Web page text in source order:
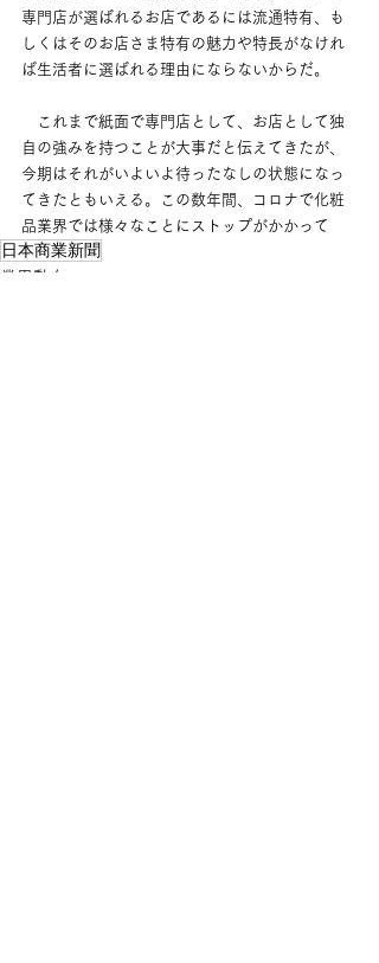
専門店が選ばれるお店であるには流通特有、も
しくはそのお店さま特有の魅力や特長がなけれ
ば生活者に選ばれる理由にならないからだ。
これまで紙面で専門店として、お店として独
自の強みを持つことが大事だと伝えてきたが、
今期はそれがいよいよ待ったなしの状態になっ
てきたともいえる。この数年間、コロナで化粧
品業界では様々なことにストップがかかって
日本商業新聞
業界動向